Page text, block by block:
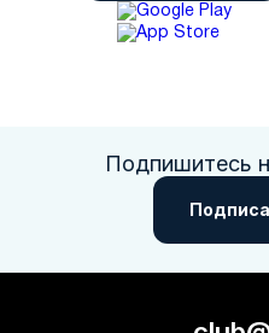
Подпишитесь